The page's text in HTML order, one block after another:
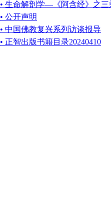
• 生命解剖学—《阿含经》之三
• 公开声明
• 中国佛教复兴系列访谈报导
• 正智出版书籍目录20240410